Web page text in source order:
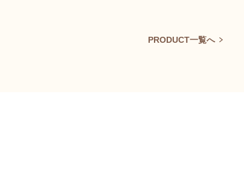
PRODUCT一覧へ